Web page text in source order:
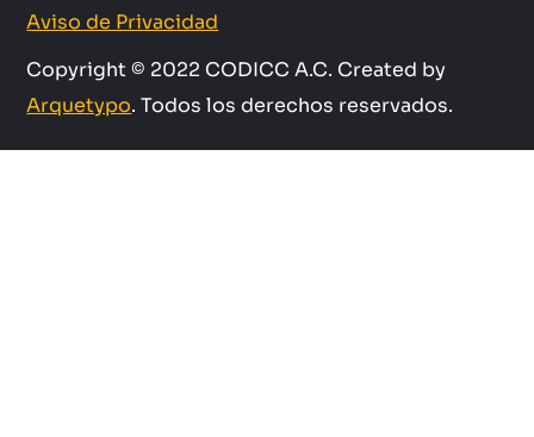
Aviso de Privacidad
Copyright © 2022 CODICC A.C. Created by
Arquetypo. Todos los derechos reservados.